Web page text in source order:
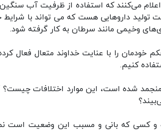
اعلام می‌کنند که استفاده از ظرفیت آب
داروهایی هست که می تواند با شرایط
وخیمی مانند سرطان به کار گرفته شود.
خودمان را با عنایت خداوند متعال فعال
کنیم.
منجمد شده است، این موارد اختلافات
و کسی که بانی و مسبب این وضعیت است